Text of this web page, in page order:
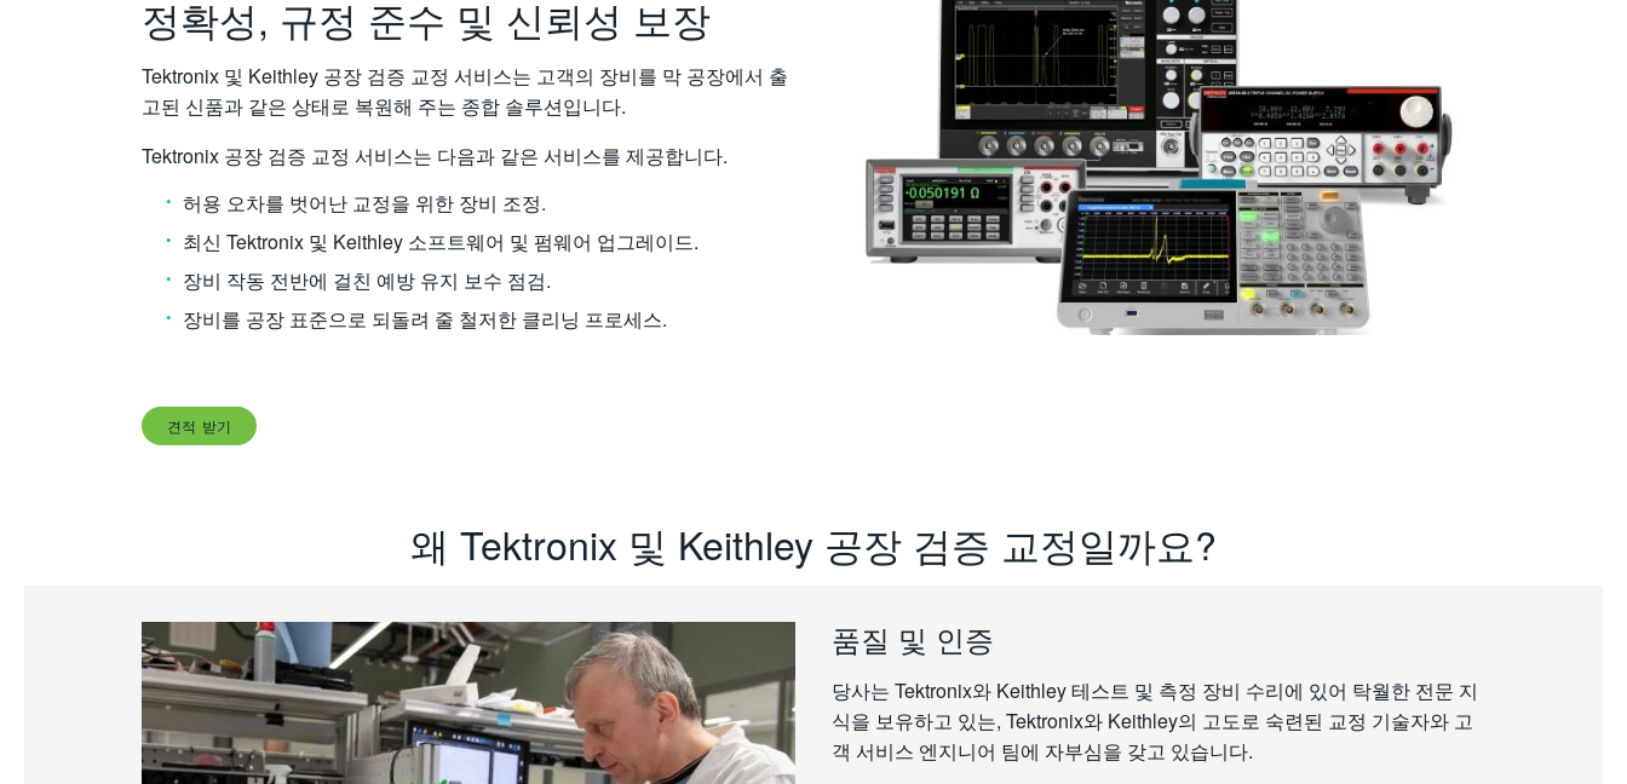
정확성, 규정 준수 및 신뢰성 보장
Tektronix 및 Keithley 공장 검증 교정 서비스는 고객의 장비를 막 공장에서 출
고된 신품과 같은 상태로 복원해 주는 종합 솔루션입니다.
Tektronix 공장 검증 교정 서비스는 다음과 같은 서비스를 제공합니다.
허용 오차를 벗어난 교정을 위한 장비 조정.
최신 Tektronix 및 Keithley 소프트웨어 및 펌웨어 업그레이드.
장비 작동 전반에 걸친 예방 유지 보수 점검.
장비를 공장 표준으로 되돌려 줄 철저한 클리닝 프로세스.
견적 받기
왜 Tektronix 및 Keithley 공장 검증 교정일까요?
품질 및 인증
당사는 Tektronix와 Keithley 테스트 및 측정 장비 수리에 있어 탁월한 전문 지
식을 보유하고 있는, Tektronix와 Keithley의 고도로 숙련된 교정 기술자와 고
객 서비스 엔지니어 팀에 자부심을 갖고 있습니다.